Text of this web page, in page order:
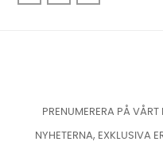
PRENUMERERA PÅ VÅRT
NYHETERNA, EXKLUSIVA